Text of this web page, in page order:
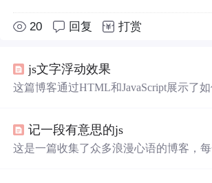
20 回复 打赏
js文字浮动效果
这篇博客通过HTML和JavaScript展示了
在页面上随机飘动的视觉效果。此外，文
S样式和JavaScript事件监听的运用，增加
记一段有意思的js
这是一篇收集了众多浪漫心语的博客，